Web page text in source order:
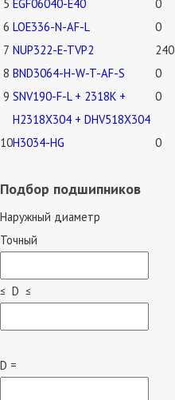
5 EGF06040-E40 0
6 LOE336-N-AF-L 0
7 NUP322-E-TVP2 240
8 BND3064-H-W-T-AF-S 0
9 SNV190-F-L + 2318K +
H2318X304 + DHV518X304
0
10H3034-HG 0
Подбор подшипников
Наружный диаметр
Точный
≤ D ≤
D =